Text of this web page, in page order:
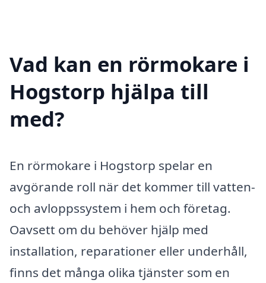
Vad kan en rörmokare i
Hogstorp hjälpa till
med?
En rörmokare i Hogstorp spelar en
avgörande roll när det kommer till vatten-
och avloppssystem i hem och företag.
Oavsett om du behöver hjälp med
installation, reparationer eller underhåll,
finns det många olika tjänster som en